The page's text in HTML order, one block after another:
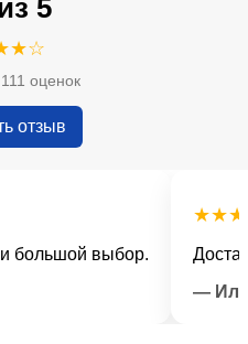
5
оценок
отзыв
выбор.
★★★★★
Доставка
— Илья